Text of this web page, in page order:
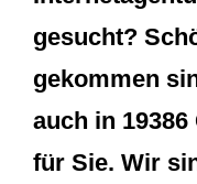
gesucht?
gekommen
auch in
für Sie. Wir